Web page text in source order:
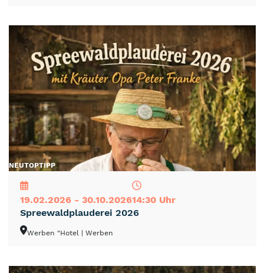
NEUTOPTIPP
19.02.2026 - 30.10.202614:30 Uhr
Spreewaldplauderei 2026
Werben "Hotel | Werben